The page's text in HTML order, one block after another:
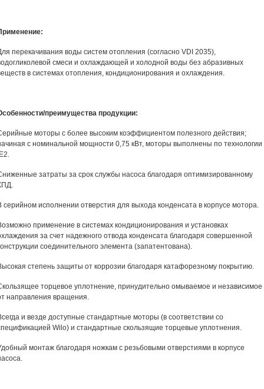
перекачивания воды систем отопления (согласно VDI 2035),
смеси и охлаждающей и холодной воды без абразивных
в системах отопления, кондиционирования и охлаждения.
преимущества продукции:
моторы с более высоким коэффициентом полезного действия;
с номинальной мощности 0,75 кВт, моторы выполнены по технологии
затраты за срок службы насоса благодаря оптимизированному
серийном исполнении отверстия для выхода конденсата в корпусе мотора.
применение в системах кондиционирования и установках
за счет надежного отвода конденсата благодаря совершенной
соединительного элемента (запатентована).
степень защиты от коррозии благодаря катафорезному покрытию.
торцевое уплотнение, принудительно омываемое и независимое
направления вращения.
и везде доступные стандартные моторы (в соответствии со
Wilo) и стандартные скользящие торцевые уплотнения.
монтаж благодаря ножкам с резьбовыми отверстиями в корпусе